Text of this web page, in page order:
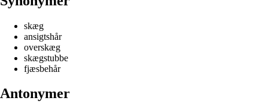
skæg
ansigtshår
overskæg
skægstubbe
fjæsbehår
Antonymer